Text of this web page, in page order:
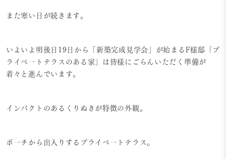
また寒い日が続きます。
いよいよ明後日19日から「新築完成見学会」が始まるF様邸「プ
ライベートテラスのある家」は皆様にごらんいただく準備が
着々と進んでいます。
インパクトのあるくりぬきが特徴の外観。
ポーチから出入りするプライベートテラス。